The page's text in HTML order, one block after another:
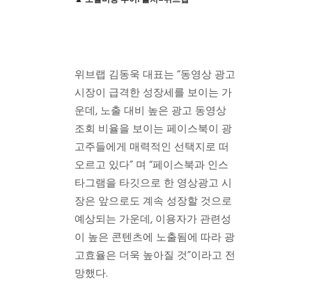
위브랩 김동욱 대표는 “동영상 광고
시장이 급격한 성장세를 보이는 가
운데, 노출 대비 높은 광고 동영상
조회 비율을 보이는 페이스북이 광
고주들에게 매력적인 선택지로 떠
오르고 있다” 며 “페이스북과 인스
타그램을 타깃으로 한 영상광고 시
장은 앞으로도 계속 성장할 것으로
예상되는 가운데, 이용자가 관련성
이 높은 콘텐츠에 노출됨에 따라 광
고효율은 더욱 높아질 것”이라고 전
망했다.